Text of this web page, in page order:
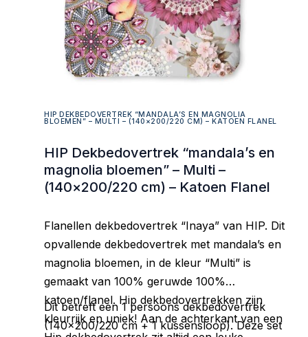
HIP DEKBEDOVERTREK “MANDALA’S EN MAGNOLIA
BLOEMEN” – MULTI – (140×200/220 CM) – KATOEN FLANEL
HIP Dekbedovertrek “mandala’s en
magnolia bloemen” – Multi –
(140×200/220 cm) – Katoen Flanel
Flanellen dekbedovertrek “Inaya” van HIP. Dit
opvallende dekbedovertrek met mandala’s en
magnolia bloemen, in de kleur “Multi” is
gemaakt van 100% geruwde 100%
katoen/flanel. Hip dekbedovertrekken zijn
kleurrijk en uniek! Aan de achterkant van een
Dit betreft een 1 persoons dekbedovertrek
(140×200/220 cm + 1 kussensloop). Deze set